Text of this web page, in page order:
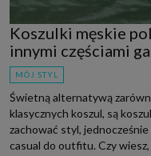
Koszulki męskie
innymi częściami
MÓJ STYL
Świetną alternatywą
klasycznych koszul, są
zachować styl,
casual do outfitu. Czy wiesz,